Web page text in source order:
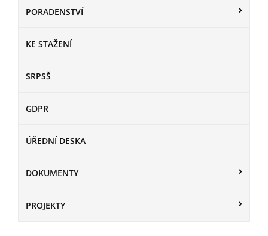
PORADENSTVÍ
KE STAŽENÍ
SRPSŠ
GDPR
ÚŘEDNÍ DESKA
DOKUMENTY
PROJEKTY